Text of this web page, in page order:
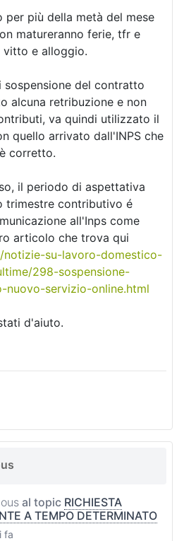
per più della metà del mese
matureranno ferie, tfr e
vitto e alloggio.
del contratto
alcuna retribuzione e non
va quindi utilizzato il
quello arrivato dall'INPS che
corretto.
il periodo di aspettativa
trimestre contributivo é
all'Inps come
articolo che trova qui
notizie-su-lavoro-domestico-
298-sospensione-
servizio-online.html
d'aiuto.
al topic RICHIESTA
A TEMPO DETERMINATO
fa